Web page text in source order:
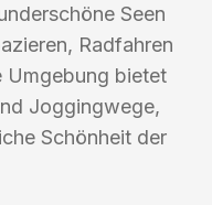
Seen
Radfahren
Umgebung bietet
Joggingwege,
Schönheit der